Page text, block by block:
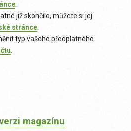
již skončilo, můžete si jej
stránce
typ vašeho předplatného
magazínu